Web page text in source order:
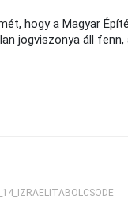
hogy a Magyar
jogviszonya áll